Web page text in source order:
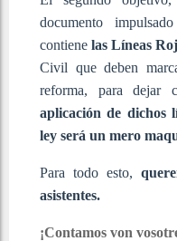
documento
contienelas Líneas
Civil que deben
reforma, para
aplicación de dichos
ley será un mero
Para todo esto,
asistentes.
¡Contamos von